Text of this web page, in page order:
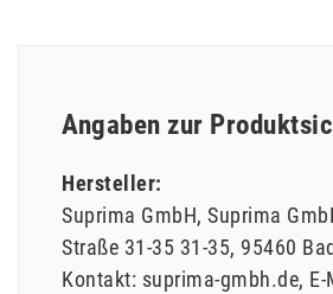
Angaben zur
Hersteller:
Suprima GmbH Suprima
Straße 31-35 31-35 95460
Kontakt: suprima-gmbh.de